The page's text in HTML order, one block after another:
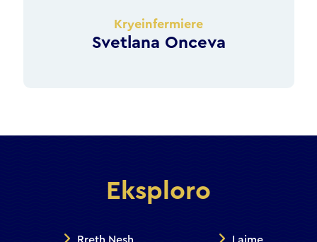
Kryeinfermiere
Svetlana Onceva
Eksploro